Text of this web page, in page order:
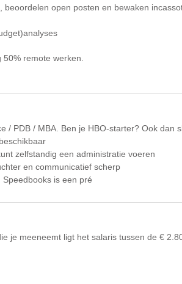
beoordelen open posten en bewaken
remote werken.
/ PDB / MBA. Ben je HBO-starter? Ook dan
zelfstandig een administratie voeren
en communicatief scherp
is een pré
je meeneemt ligt het salaris tussen de €